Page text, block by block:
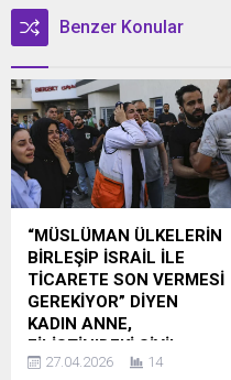
Benzer Konular
“MÜSLÜMAN ÜLKELERİN
BİRLEŞİP İSRAİL İLE
TİCARETE SON VERMESİ
GEREKİYOR” DİYEN
KADIN ANNE,
FİLİSTİN’DEKİ SİVİL
KAYIPLARA DİKKAT
27.04.2026 14